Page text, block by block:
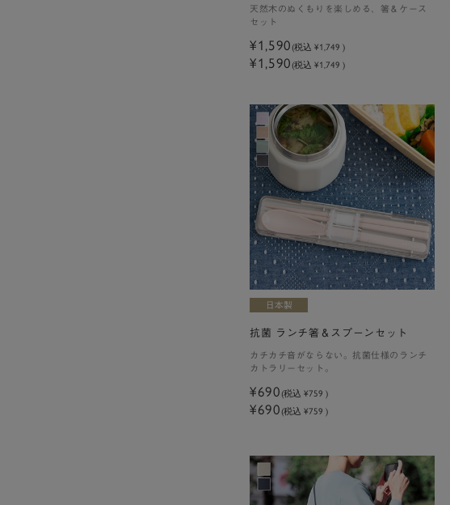
天然木のぬくもりを楽しめる、箸＆ケース
セット
¥1,590 (税込¥1,749 )
¥1,590 (税込 ¥1,749 )
抗菌 ランチ箸＆スプーンセット
カチカチ音がならない。抗菌仕様のランチ
カトラリーセット。
¥690 (税込 ¥759 )
¥690 (税込 ¥759 )